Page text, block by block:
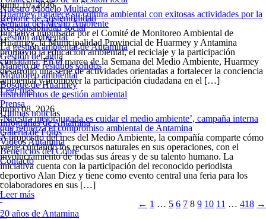
Nuestro Modelo Multiactor
Reporte de Sostenibilidad
Responsabilidad social
Gestión ambiental
La gestión ambiental de Antamina
Gestión del agua
Manejo de residuos sólidos
Monitoreo ambiental
Bosque de Huarmey
Instrumentos de gestión ambiental
Prensa
Últimas noticias
Infografías de Antamina
Galería de Fotos
Videos Antamina
Beneficios del Cobre
Contacto
junio 10, 2026
Huarmey fortalece su cultura ambiental con exitosas actividades por la
Semana del Medio Ambiente
Iniciativa impulsada por el Comité de Monitoreo Ambiental de
Huarmey, la Municipalidad Provincial de Huarmey y Antamina
promovió la educación ambiental, el reciclaje y la participación
ciudadana. En el marco de la Semana del Medio Ambiente, Huarmey
desarrolló una serie de actividades orientadas a fortalecer la conciencia
ambiental y promover la participación ciudadana en el […]
Leer más
junio 08, 2026
‘Nuestra mejor jugada es cuidar el medio ambiente’, campaña interna
que refuerza el compromiso ambiental de Antamina
A propósito del mes del Medio Ambiente, la compañía comparte cómo
viene cuidando los recursos naturales en sus operaciones, con el
involucramiento de todas sus áreas y de su talento humano. La
iniciativa cuenta con la participación del reconocido periodista
deportivo Alan Diez y tiene como evento central una feria para los
colaboradores en sus […]
Leer más
← 1 … 5 6 7 8 9 10 11 … 418 →
20 años de Antamina